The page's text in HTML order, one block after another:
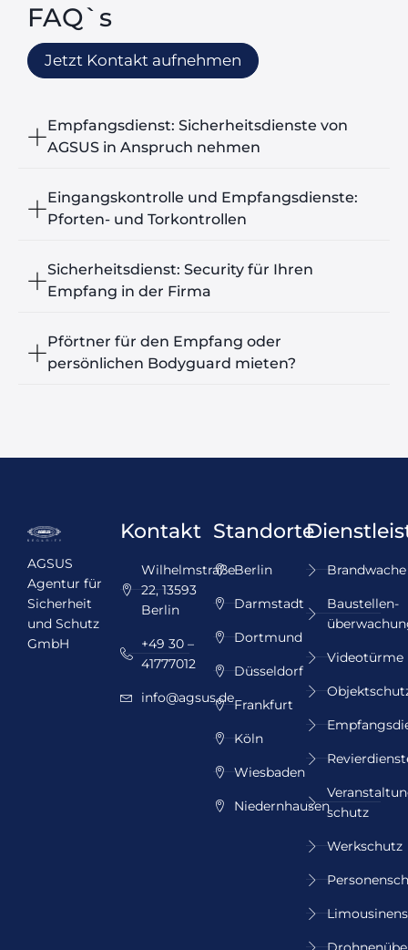
FAQ`s
Jetzt Kontakt aufnehmen
Empfangsdienst: Sicherheitsdienste von
AGSUS in Anspruch nehmen
Eingangskontrolle und Empfangsdienste:
Pforten- und Torkontrollen
Sicherheitsdienst: Security für Ihren
Empfang in der Firma
Pförtner für den Empfang oder
persönlichen Bodyguard mieten?
AGSUS
Agentur für
Sicherheit
und Schutz
GmbH
Kontakt
Wilhelmstraße
22, 13593
Berlin
+49 30 –
41777012
info@agsus.de
Standorte
Berlin
Darmstadt
Dortmund
Düsseldorf
Frankfurt
Köln
Wiesbaden
Niedernhausen
Brandwache
Baustellen­
Videotürme
schutz
Werkschutz